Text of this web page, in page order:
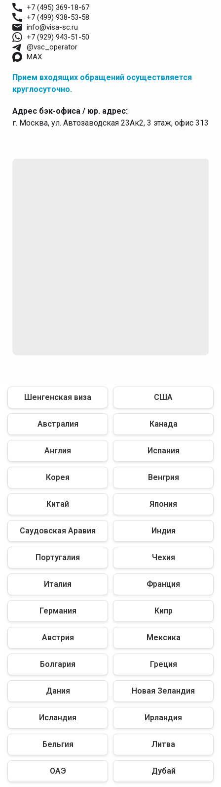
+7 (495) 369-18-67
+7 (499) 938-53-58
info@visa-sc.ru
+7 (929) 943-51-50
@vsc_operator
MAX
Прием входящих обращений осуществляется
круглосуточно.
Адрес бэк-офиса / юр. адрес:
г. Москва, ул. Автозаводская 23Ак2, 3 этаж, офис 313
Шенгенская виза США
Австралия Канада
Англия Испания
Корея Венгрия
Китай Япония
Саудовская Аравия Индия
Португалия Чехия
Италия Франция
Германия Кипр
Австрия Мексика
Болгария Греция
Дания Новая Зеландия
Исландия Ирландия
Бельгия Литва
ОАЭ Дубай